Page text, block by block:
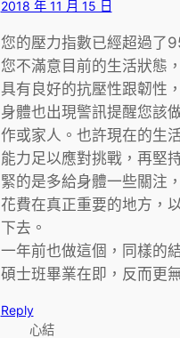
2018 年 11 月 15 日
您的壓力指數已經超過了
您不滿意目前的生活狀態
具有良好的抗壓性跟韌性
身體也出現警訊提醒您該
作或家人。也許現在的生
能力足以應對挑戰，再堅
緊的是多給身體一些關注
花費在真正重要的地方，
下去。
一年前也做這個，同樣的
碩士班畢業在即，反而更
Reply
心結